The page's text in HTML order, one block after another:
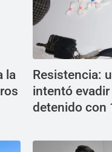
la
Resistencia:
intentó
detenido con